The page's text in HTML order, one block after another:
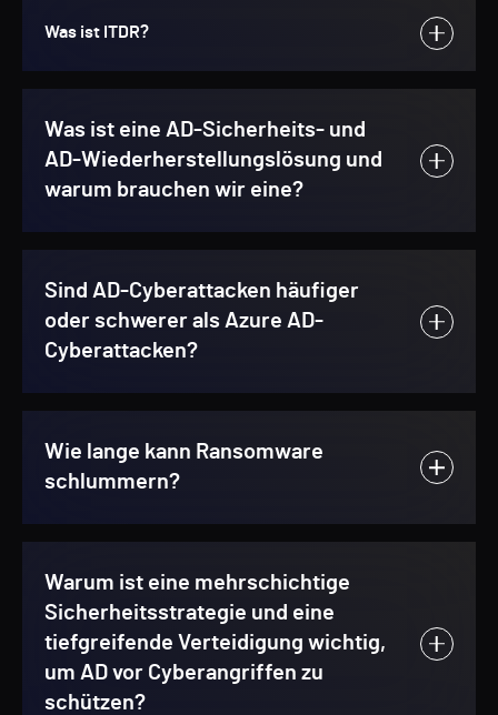
Was ist ITDR?
Was ist eine AD-Sicherheits- und
AD-Wiederherstellungslösung und
warum brauchen wir eine?
Sind AD-Cyberattacken häufiger
oder schwerer als Azure AD-
Cyberattacken?
Wie lange kann Ransomware
schlummern?
Warum ist eine mehrschichtige
Sicherheitsstrategie und eine
tiefgreifende Verteidigung wichtig,
um AD vor Cyberangriffen zu
schützen?